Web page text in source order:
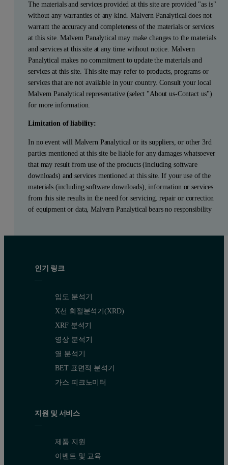
The materials and services provided at this site are provided "as is"
without any warranties of any kind. Malvern Panalytical does not
warrant the accuracy and completeness of the materials or services
at this site. Malvern Panalytical may make changes to the materials
and services at this site at any time without notice. Malvern
Panalytical makes no commitment to update the materials and
services at this site. This site may refer to products, programs or
services that are not available in your country. Consult your local
Malvern Panalytical representative (select "About us-Contact us")
for more information.
Limitation of liability:
In no event will Malvern Panalytical or its suppliers, or other 3rd
parties mentioned at this site be liable for any damages whatsoever
that may result from use of the products (including software
downloads) and services mentioned at this site. If your use of the
materials (including software downloads), information or services
from this site results in the need for servicing, repair or correction
of equipment or data, Malvern Panalytical bears no responsibility
인기 링크
입도 분석기
X선 회절분석기(XRD)
XRF 분석기
영상 분석기
열 분석기
BET 표면적 분석기
가스 피크노미터
지원 및 서비스
제품 지원
이벤트 및 교육